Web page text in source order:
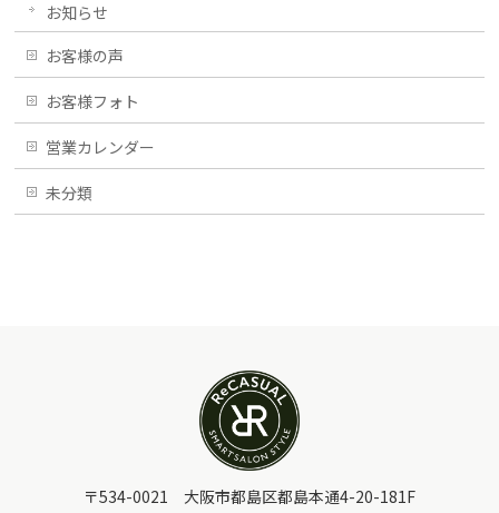
お知らせ
お客様の声
お客様フォト
営業カレンダー
未分類
〒534-0021 大阪市都島区都島本通4-20-181F